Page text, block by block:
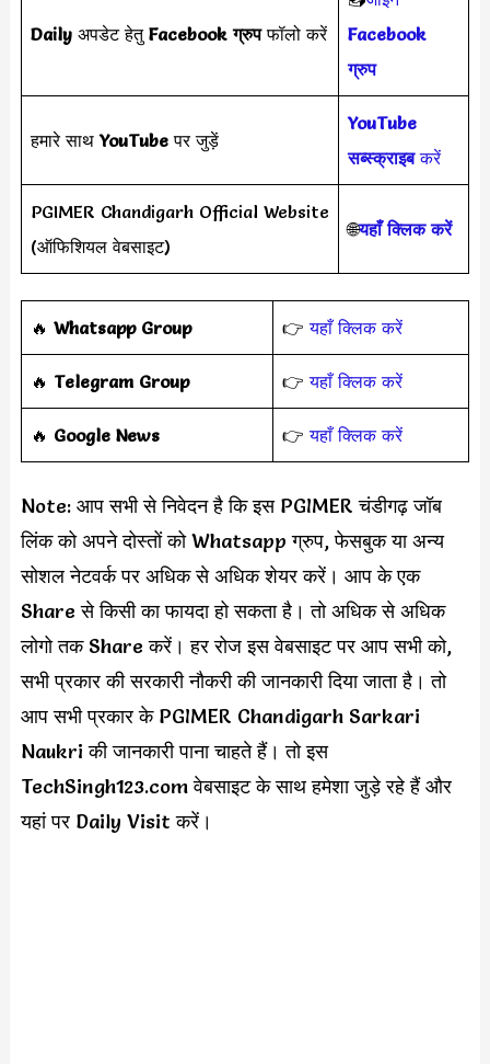
Daily अपडेट हेतुFacebook ग्रुपफॉलो करें
Facebook
ग्रुप
हमारे साथYouTubeपर जुड़ें
YouTube
सब्स्क्राइबकरें
PGIMER Chandigarh Official Website
(ऑफिशियल वेबसाइट)
🌐यहाँ क्लिक करें
‎️‍🔥 Whatsapp Group 👉यहाँ क्लिक करें
‎️‍🔥 Telegram Group 👉यहाँ क्लिक करें
️‍🔥 Google News 👉 यहाँ क्लिक करें
Note: आप सभी से निवेदन है कि इस PGIMER चंडीगढ़ जॉब
लिंक को अपने दोस्तों को Whatsapp ग्रुप, फेसबुक या अन्य
सोशल नेटवर्क पर अधिक से अधिक शेयर करें। आप के एक
Share से किसी का फायदा हो सकता है। तो अधिक से अधिक
लोगो तक Share करें। हर रोज इस वेबसाइट पर आप सभी को,
सभी प्रकार की सरकारी नौकरी की जानकारी दिया जाता है। तो
आप सभी प्रकार के PGIMER Chandigarh Sarkari
Naukri की जानकारी पाना चाहते हैं। तो इस
TechSingh123.com वेबसाइट के साथ हमेशा जुड़े रहे हैं और
यहां पर Daily Visit करें।